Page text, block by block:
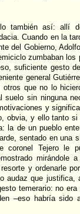
también así: allí
Cuando en la
del Gobierno,
zumbaban los
suficiente gesto
general
que no lo
sin ninguna
y
obvia, y ello tanto
la de un pueblo
sentado en una
coronel Tejero le
mirándole
y ordenarle
audaz que justifica,
temerario: no
–eso habría sido